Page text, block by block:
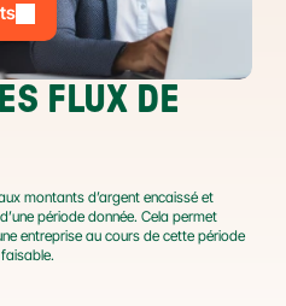
FLUX DE
montants d’argent encaissé et
période donnée. Cela permet
entreprise au cours de cette période